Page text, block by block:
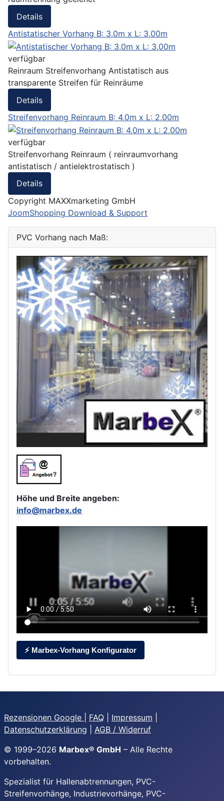
PVC Vorhang nach Maß:
Höhe und Breite angeben:
info@marbex.de
⚡ Marbex-Vorhang Konfigurator
Details
Antistatischer Vorhang B: 3,0m x L: 3,00m
verfügbar
Reinraum Streifenvorhang Antistatisch aus
transparente Streifen für Reinräume
Details
Streifenvorhang Reinraum B: 4,0m x L: 2,00m
verfügbar
Streifenvorhang Reinraum ( reinraumvorhang
antistatisch / antielektrostatisch )
Details
Copyright MAXXmarketing GmbH
JoomShopping Download & Support
Rezensionen Google FAQ Impressum
Datenschutzerklärung
AGB / Widerruf
© 1999–2026 Marbex® GmbH – Alle Rechte
vorbehalten.
Spezialist für Hallenabtrennungen, PVC-
Streifenvorhänge, Industrievorhänge, PVC-